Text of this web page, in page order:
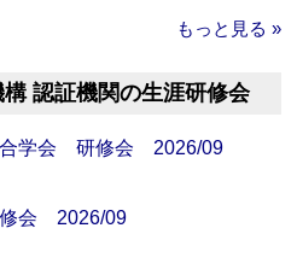
もっと見る »
認証機関の生涯研修会
合学会 研修会 2026/09
会 2026/09